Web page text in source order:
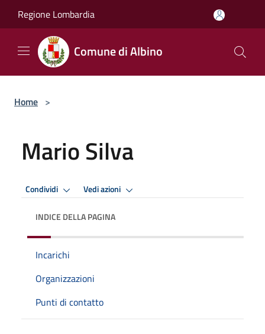
Regione Lombardia
Comune di Albino
Home >
Mario Silva
Condividi Vedi azioni
INDICE DELLA PAGINA
Incarichi
Organizzazioni
Punti di contatto